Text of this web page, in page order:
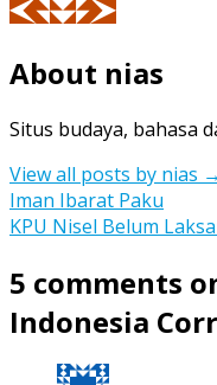
About nias
Situs budaya, bahasa
View all posts by nias →
Post
navigation
Iman Ibarat Paku
KPU Nisel Belum
5 comments
Indonesia